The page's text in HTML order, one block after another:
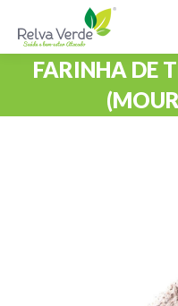
FARINHA DE